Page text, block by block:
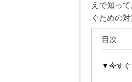
えで知っ
ぐための
目次
▼今すぐ